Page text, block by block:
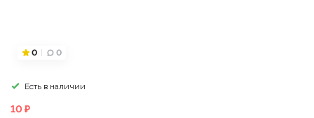
0 0
Есть в наличии
10 ₽